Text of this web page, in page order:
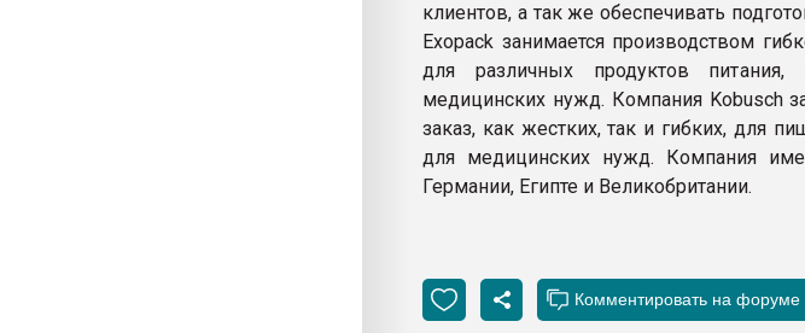
клиентов, а так же обеспечивать
Exopack занимается производством
для различных продуктов питания,
медицинских нужд. Компания Kobusch
заказ, как жестких, так и гибких, для
для медицинских нужд. Компания
Германии, Египте и Великобритании.